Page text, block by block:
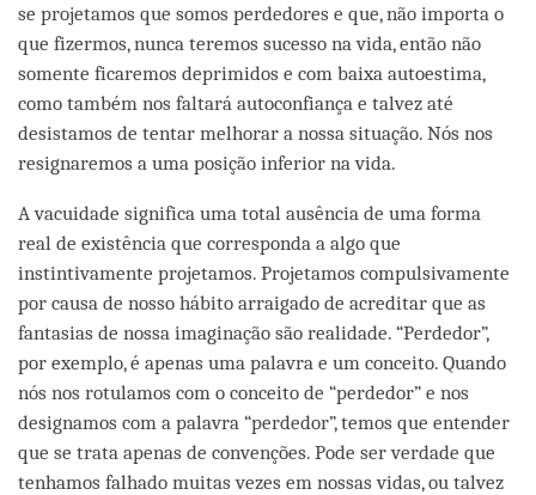
se projetamos que somos perdedores e que, não importa o
que fizermos, nunca teremos sucesso na vida, então não
somente ficaremos deprimidos e com baixa autoestima,
como também nos faltará autoconfiança e talvez até
desistamos de tentar melhorar a nossa situação. Nós nos
resignaremos a uma posição inferior na vida.
A vacuidade significa uma total ausência de uma forma
real de existência que corresponda a algo que
instintivamente projetamos. Projetamos compulsivamente
por causa de nosso hábito arraigado de acreditar que as
fantasias de nossa imaginação são realidade. “Perdedor”,
por exemplo, é apenas uma palavra e um conceito. Quando
nós nos rotulamos com o conceito de “perdedor” e nos
designamos com a palavra “perdedor”, temos que entender
que se trata apenas de convenções. Pode ser verdade que
tenhamos falhado muitas vezes em nossas vidas, ou talvez